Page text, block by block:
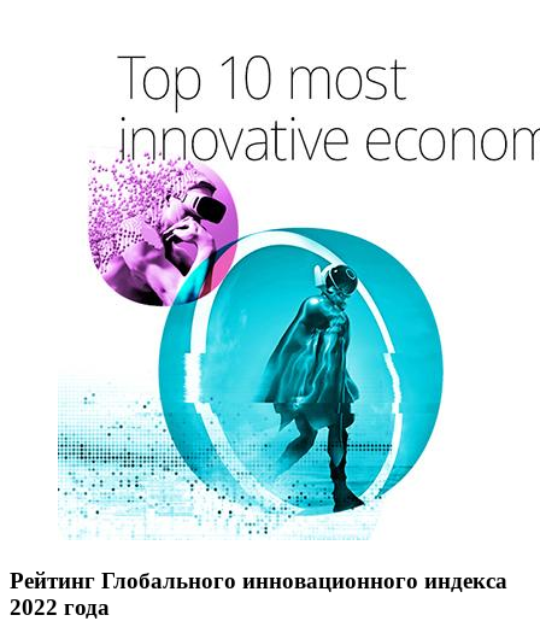
Рейтинг Глобального инновационного индекса
2022 года